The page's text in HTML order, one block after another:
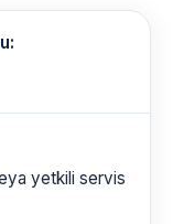
yetkili servis